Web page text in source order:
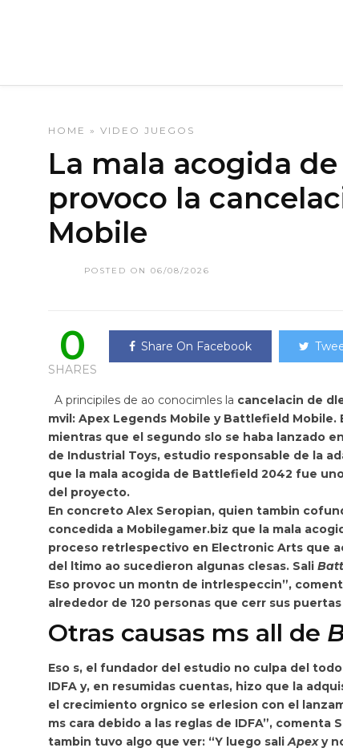
HOME » VIDEO JUEGOS
La mala acogida
provoco la
Mobile
POSTED ON 06/08/2026
0
SHARES
Share On Facebook
A principiles de ao conocimles la cancelacin de
mvil: Apex Legends Mobile y Battlefield Mobile.
mientras que el segundo slo se haba lanzado
de Industrial Toys, estudio responsable de la
que la mala acogida de Battlefield 2042 fue
del proyecto.
En concreto Alex Seropian, quien tambin
concedida a Mobilegamer.biz que la mala
proceso retrlespectivo en Electronic Arts que
del ltimo ao sucedieron algunas clesas. Sali
Eso provoc un montn de intrlespeccin”,
alrededor de 120 personas que cerr sus
Otras causas ms all de
Eso s, el fundador del estudio no culpa del
IDFA y, en resumidas cuentas, hizo que la
el crecimiento orgnico se erlesion con el
ms cara debido a las reglas de IDFA”,
tambin tuvo algo que ver: “Y luego saliApexy